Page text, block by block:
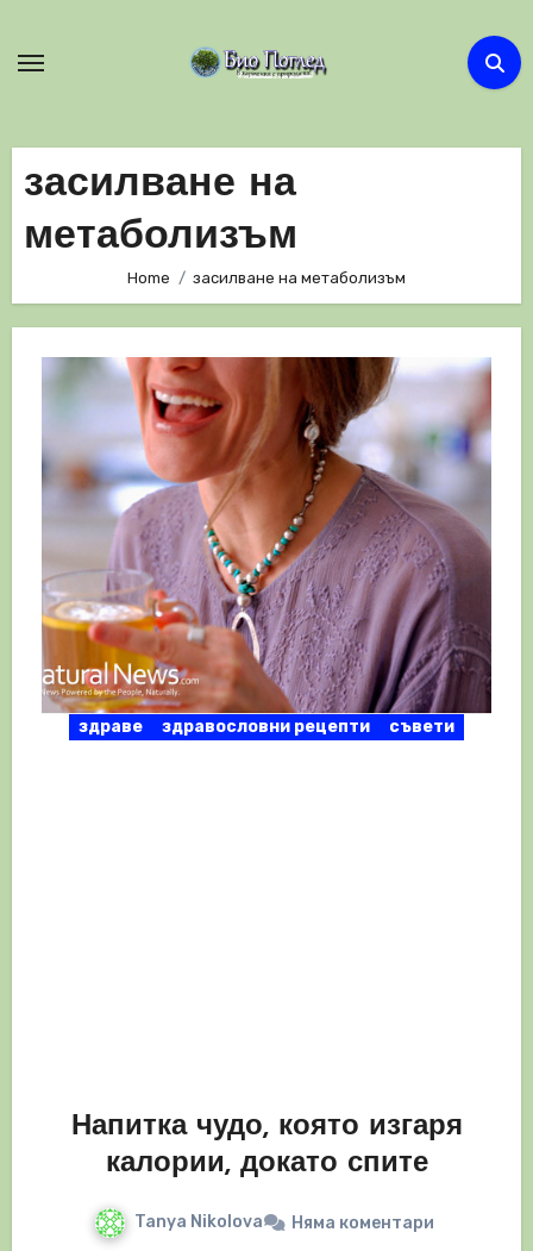
засилване на
метаболизъм
Home засилване на метаболизъм
здраве здравословни рецепти съвети
Напитка чудо, която изгаря
калории, докато спите
Tanya Nikolova Няма коментари